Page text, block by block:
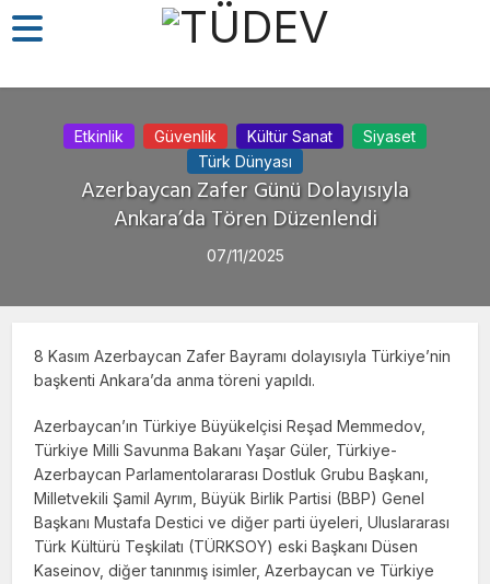
Etkinlik Güvenlik Kültür Sanat
Siyaset
Türk Dünyası
Azerbaycan Zafer Günü Dolayısıyla
Ankara’da Tören Düzenlendi
07/11/2025
8 Kasım Azerbaycan Zafer Bayramı dolayısıyla Türkiye’nin
başkenti Ankara’da anma töreni yapıldı.
Azerbaycan’ın Türkiye Büyükelçisi Reşad Memmedov,
Türkiye Milli Savunma Bakanı Yaşar Güler, Türkiye-
Azerbaycan Parlamentolararası Dostluk Grubu Başkanı,
Milletvekili Şamil Ayrım, Büyük Birlik Partisi (BBP) Genel
Başkanı Mustafa Destici ve diğer parti üyeleri, Uluslararası
Türk Kültürü Teşkilatı (TÜRKSOY) eski Başkanı Düsen
Kaseinov, diğer tanınmış isimler, Azerbaycan ve Türkiye